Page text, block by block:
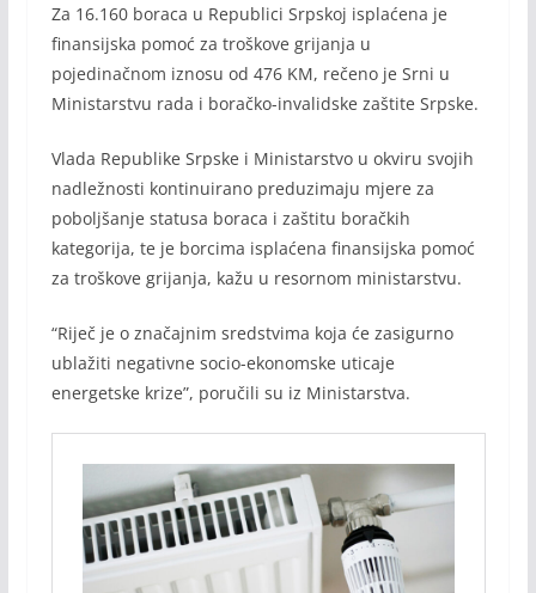
Za 16.160 boraca u Republici Srpskoj isplaćena je
finansijska pomoć za troškove grijanja u
pojedinačnom iznosu od 476 KM, rečeno je Srni u
Ministarstvu rada i boračko-invalidske zaštite Srpske.
Vlada Republike Srpske i Ministarstvo u okviru svojih
nadležnosti kontinuirano preduzimaju mjere za
poboljšanje statusa boraca i zaštitu boračkih
kategorija, te je borcima isplaćena finansijska pomoć
za troškove grijanja, kažu u resornom ministarstvu.
“Riječ je o značajnim sredstvima koja će zasigurno
ublažiti negativne socio-ekonomske uticaje
energetske krize”, poručili su iz Ministarstva.